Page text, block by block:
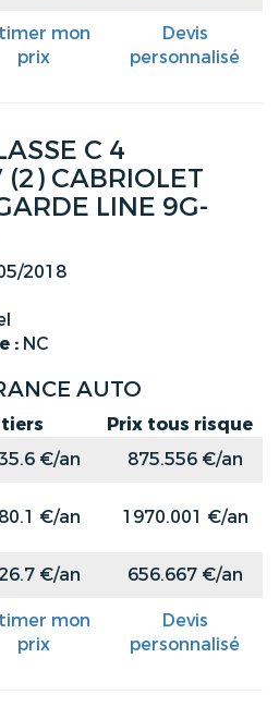
mon
prix
Devis
personnalisé
C 4
(2) CABRIOLET
LINE 9G-
2018
: NC
AUTO
Prix tous risque
€/an
875.556 €/an
€/an 1970.001 €/an
€/an 656.667 €/an
mon
prix
Devis
personnalisé